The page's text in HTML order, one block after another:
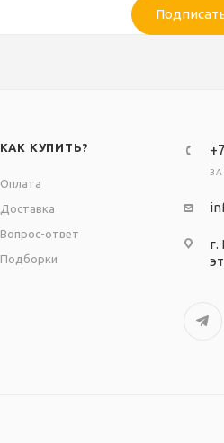
КАК КУПИТЬ?
Оплата
Доставка
Вопрос-ответ
Подборки
г.